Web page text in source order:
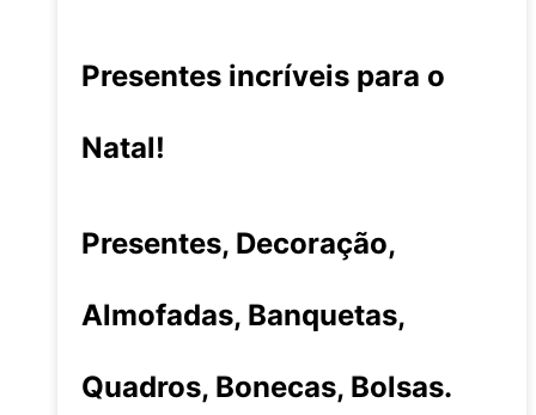
Presentes incríveis para o
Natal!
Presentes, Decoração,
Almofadas, Banquetas,
Quadros, Bonecas, Bolsas.